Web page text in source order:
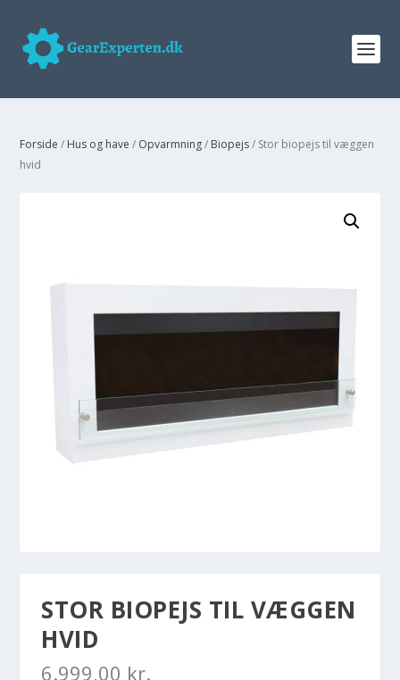
Forside / Hus og have / Opvarmning/ Biopejs/ Stor biopejs til væggen
hvid
STOR BIOPEJS TIL VÆGGEN
HVID
6.999,00 kr.